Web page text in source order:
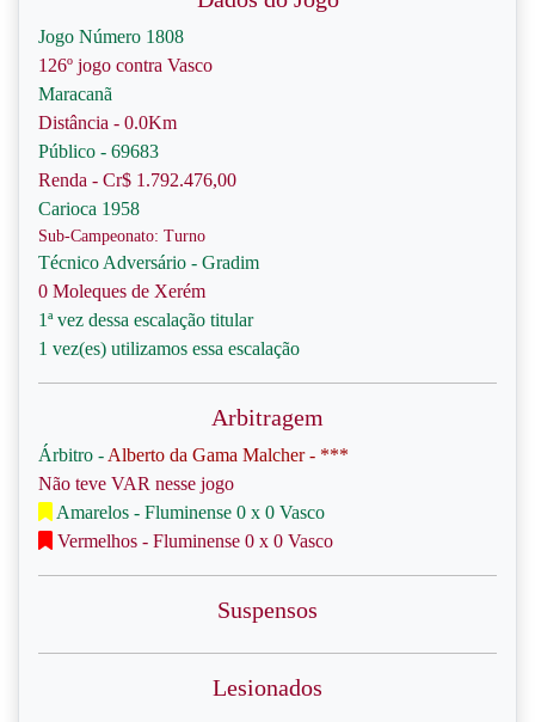
Jogo Número 1808
126º jogo contra Vasco
Maracanã
Distância - 0.0Km
Público - 69683
Renda - Cr$ 1.792.476,00
Carioca 1958
Sub-Campeonato: Turno
Técnico Adversário - Gradim
0 Moleques de Xerém
1ª vez dessa escalação titular
1 vez(es) utilizamos essa escalação
Arbitragem
Árbitro - Alberto da Gama Malcher - ***
Não teve VAR nesse jogo
Amarelos - Fluminense 0 x 0 Vasco
Vermelhos - Fluminense 0 x 0 Vasco
Suspensos
Lesionados